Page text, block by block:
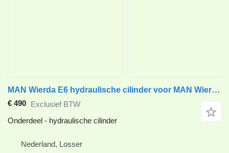
MAN Wierda E6 hydraulische cilinder voor MAN Wierda 10x4 e6 vrachtwagen
€ 490 Exclusief BTW
Onderdeel - hydraulische cilinder
Nederland, Losser